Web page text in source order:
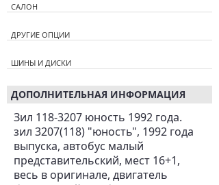
САЛОН
ДРУГИЕ ОПЦИИ
ШИНЫ И ДИСКИ
ДОПОЛНИТЕЛЬНАЯ ИНФОРМАЦИЯ
Зил 118-3207 юность 1992 года.
зил 3207(118) "юность", 1992 года
выпуска, автобус малый
представительский, мест 16+1,
весь в оригинале, двигатель